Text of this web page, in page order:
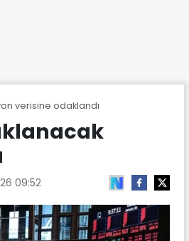
verisine odaklandı
09:52